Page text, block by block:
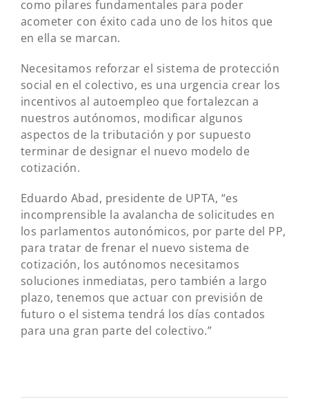
como pilares fundamentales para poder
acometer con éxito cada uno de los hitos que
en ella se marcan.
Necesitamos reforzar el sistema de protección
social en el colectivo, es una urgencia crear los
incentivos al autoempleo que fortalezcan a
nuestros autónomos, modificar algunos
aspectos de la tributación y por supuesto
terminar de designar el nuevo modelo de
cotización.
Eduardo Abad, presidente de UPTA, “es
incomprensible la avalancha de solicitudes en
los parlamentos autonómicos, por parte del PP,
para tratar de frenar el nuevo sistema de
cotización, los autónomos necesitamos
soluciones inmediatas, pero también a largo
plazo, tenemos que actuar con previsión de
futuro o el sistema tendrá los días contados
para una gran parte del colectivo.”